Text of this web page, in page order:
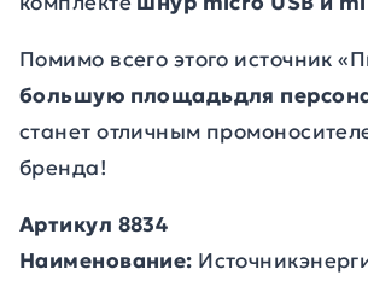
Помимо всего этого источник
большую площадьдля
станет отличным
бренда!
Артикул 8834
Наименование: